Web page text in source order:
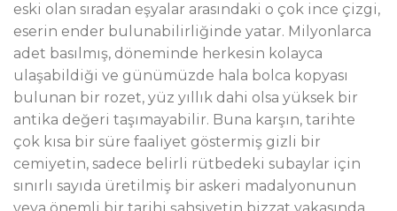
eski olan sıradan eşyalar arasındaki o çok ince çizgi,
eserin ender bulunabilirliğinde yatar. Milyonlarca
adet basılmış, döneminde herkesin kolayca
ulaşabildiği ve günümüzde hala bolca kopyası
bulunan bir rozet, yüz yıllık dahi olsa yüksek bir
antika değeri taşımayabilir. Buna karşın, tarihte
çok kısa bir süre faaliyet göstermiş gizli bir
cemiyetin, sadece belirli rütbedeki subaylar için
sınırlı sayıda üretilmiş bir askeri madalyonunun